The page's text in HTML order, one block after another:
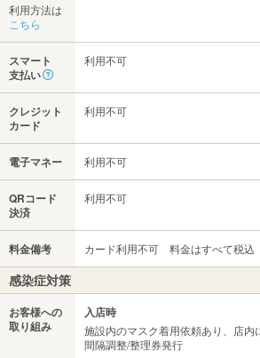
利用方法は
こちら
スマート
支払い
利用不可
クレジット
カード
利用不可
電子マネー 利用不可
QRコード
決済
利用不可
料金備考 カード利用不可 料金はすべて税込
感染症対策
お客様への
取り組み
入店時
施設内のマスク着用依頼あり、店内
間隔調整/整理券発行